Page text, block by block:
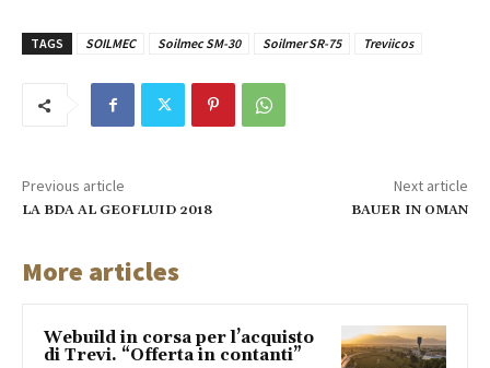
TAGS SOILMEC Soilmec SM-30 Soilmer SR-75 Treviicos
Previous article
LA BDA AL GEOFLUID 2018
Next article
BAUER IN OMAN
More articles
Webuild in corsa per l’acquisto
di Trevi. “Offerta in contanti”